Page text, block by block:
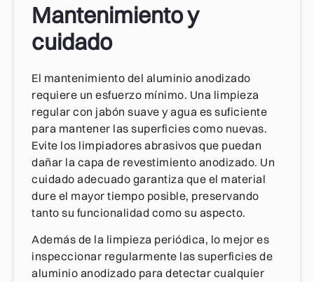
Mantenimiento y
cuidado
El mantenimiento del aluminio anodizado
requiere un esfuerzo mínimo. Una limpieza
regular con jabón suave y agua es suficiente
para mantener las superficies como nuevas.
Evite los limpiadores abrasivos que puedan
dañar la capa de revestimiento anodizado. Un
cuidado adecuado garantiza que el material
dure el mayor tiempo posible, preservando
tanto su funcionalidad como su aspecto.
Además de la limpieza periódica, lo mejor es
inspeccionar regularmente las superficies de
aluminio anodizado para detectar cualquier